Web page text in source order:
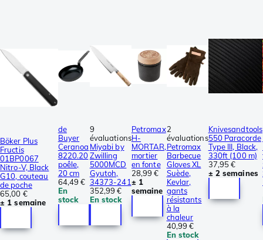
Böker Plus
Fructis
01BP0067
Nitro-V, Black
G10, couteau
de poche
65,00 €
± 1 semaine
de
Buyer
Ceranoa
8220.20
poêle,
20 cm
64,49 €
En
stock
9
évaluations
Miyabi by
Zwilling
5000MCD
Gyutoh,
34373-241
352,99 €
En stock
Petromax
H-
MORTAR,
mortier
en fonte
28,99 €
± 1
semaine
2
évaluations
Petromax
Barbecue
Gloves XL
Suède,
Kevlar,
gants
résistants
à la
chaleur
40,99 €
En stock
Knivesandtools
550 Paracorde
Type III, Black,
330ft (100 m)
37,95 €
± 2 semaines